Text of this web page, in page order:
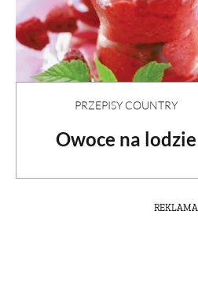
PRZEPISY COUNTRY
Owoce na lodzie
REKLAMA